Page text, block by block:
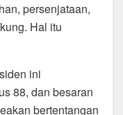
persenjataan,
Hal itu
ini
88, dan besaran
bertentangan